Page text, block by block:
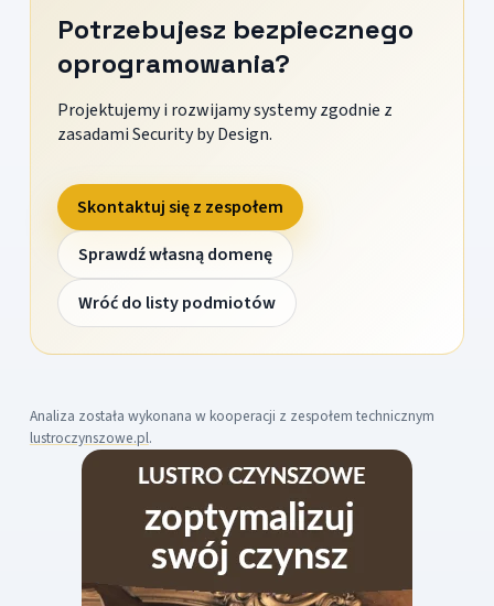
Potrzebujesz bezpiecznego
oprogramowania?
Projektujemy i rozwijamy systemy zgodnie z
zasadami Security by Design.
Skontaktuj się z zespołem
Sprawdź własną domenę
Wróć do listy podmiotów
Analiza została wykonana w kooperacji z zespołem technicznym
lustroczynszowe.pl.